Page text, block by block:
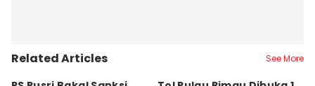
Related Articles See More